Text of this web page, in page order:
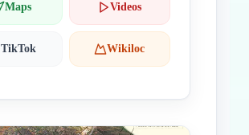
Maps Videos
TikTok Wikiloc